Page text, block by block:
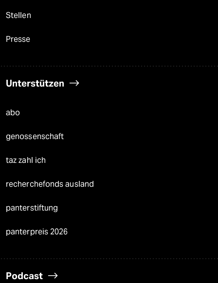
Stellen
Presse
Unterstützen
abo
genossenschaft
taz zahl ich
recherchefonds ausland
panterstiftung
panterpreis 2026
Podcast